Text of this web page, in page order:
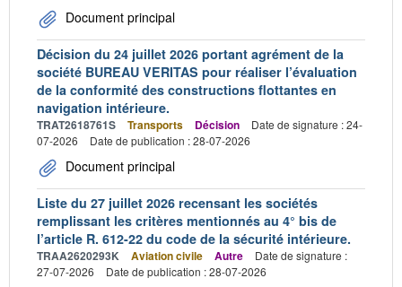
Document principal
Décision du 24 juillet 2026 portant agrément de la
société BUREAU VERITAS pour réaliser l’évaluation
de la conformité des constructions flottantes en
navigation intérieure.
TRAT2618761S Transports Décision
Date de signature : 24-
07-2026
Date de publication : 28-07-2026
Document principal
Liste du 27 juillet 2026 recensant les sociétés
remplissant les critères mentionnés au 4° bis de
l’article R. 612-22 du code de la sécurité intérieure.
TRAA2620293K Aviation civile Autre
Date de signature :
27-07-2026
Date de publication : 28-07-2026